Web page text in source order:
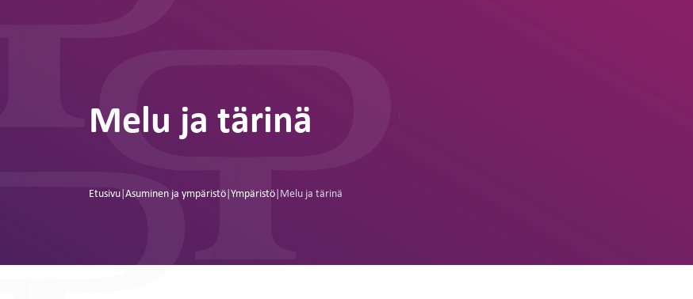
Melu ja tärinä
Etusivu|Asuminen ja ympäristö|Ympäristö|Melu ja tärinä